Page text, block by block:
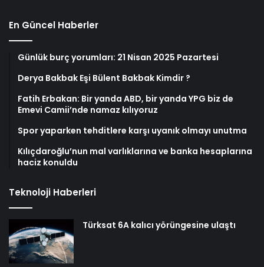
En Güncel Haberler
Günlük burç yorumları: 21 Nisan 2025 Pazartesi
Derya Bakbak Eşi Bülent Bakbak Kimdir ?
Fatih Erbakan: Bir yanda ABD, bir yanda YPG biz de
Emevi Camii’nde namaz kılıyoruz
Spor yaparken tehditlere karşı uyanık olmayı unutma
Kılıçdaroğlu’nun mal varlıklarına ve banka hesaplarına
haciz konuldu
Teknoloji Haberleri
Türksat 6A kalıcı yörüngesine ulaştı